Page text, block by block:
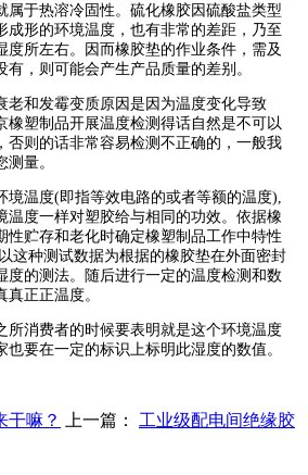
属于热溶冷固性。硫化橡胶因硫酸盐类型
成形的环境温度，也有非常的差距，乃至
度所左右。因而橡胶垫的作业条件，需及
有，则可能会产生产品质量的差别。
老和发霉变质原因是因为温度变化导致
橡塑制品开展温度检测得话自然是不可以
否则的话非常容易检测不正确的，一般我
量。
境温度(即指等效电路的或者等额的温度),
温度一样对塑胶给与相同的功效。依据橡
性贮存和老化时确定橡塑制品工作中特性
这种测试数据为根据的橡胶垫在外面密封
度的测法。随后进行一定的温度检测和数
正正温度。
所消费者的时候要表明就是这个环境温度
也要在一定的标识上标明此湿度的数值。
干嘛？ 上一篇： 工业级配电间绝缘胶